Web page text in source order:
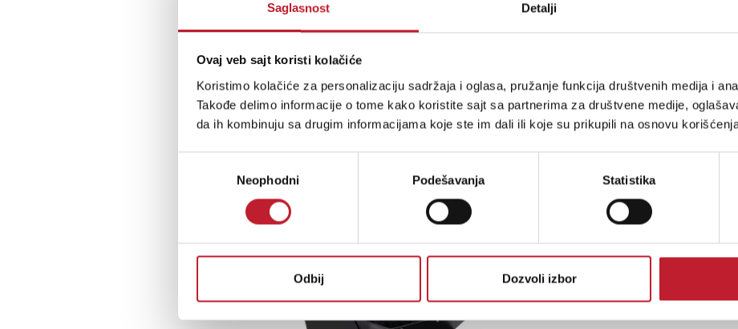
Saglasnost Detalji
Ovaj veb sajt koristi kolačiće
Koristimo kolačiće za personalizaciju sadržaja i oglasa, pružanje funkcija društvenih medija i
Takođe delimo informacije o tome kako koristite sajt sa partnerima za društvene medije,
da ih kombinuju sa drugim informacijama koje ste im dali ili koje su prikupili na osnovu
сагласностиNeophodni Podešavanja Statistika
Odbij Dozvoli izbor
LITEQUEST ULTRABUBBLE PRO - Mašina